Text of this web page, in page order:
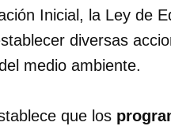
Inicial, la Ley de
diversas
medio ambiente.
que los